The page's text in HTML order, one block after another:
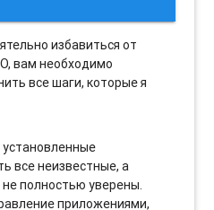
избавиться от
вам необходимо
все шаги, которые я
все неизвестные, а
полностью уверены.
приложениями,